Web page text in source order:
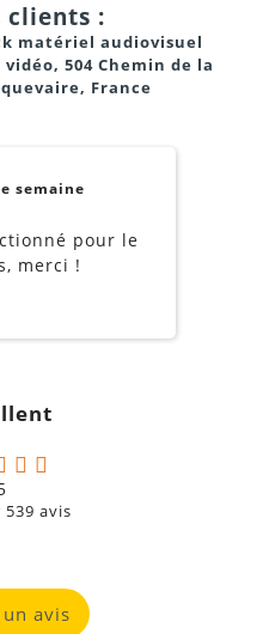
clients :
matériel audiovisuel
504 Chemin de la
France
semaine
pour le
merci !
539 avis
avis